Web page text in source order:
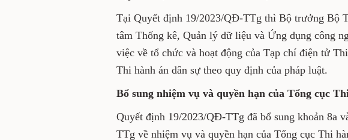
- Sửa đổi Trung tâm Thống kê, Quản lý dữ
thông tin thành Tạp chí điện tử Thi hành
Tại Quyết định 19/2023/QĐ-TTg thì Bộ
thể Trung tâm Thống kê, Quản lý dữ liệu
tin; thực hiện các công việc về tổ chức và
định của pháp luật.